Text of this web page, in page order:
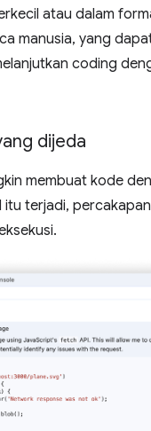
atau dalam
manusia, yang
coding
dijeda
membuat kode
itu terjadi,